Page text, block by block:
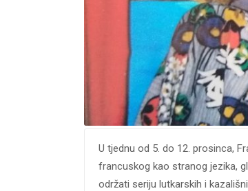
U tjednu od 5. do 12. prosinca,
francuskog kao stranog jezika,
održati seriju lutkarskih i